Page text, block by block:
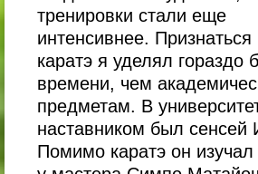
тренировки стали еще
интенсивнее. Признаться
каратэ я уделял гораздо
времени, чем
предметам. В
наставником был сенсей
Помимо каратэ он изучал